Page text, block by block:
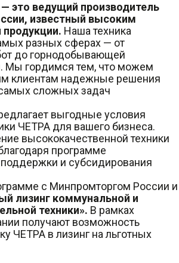
это ведущий производитель
известный высоким
Наша техника
разных сферах — от
до горнодобывающей
Мы гордимся тем, что можем
клиентам надежные решения
сложных задач
выгодные условия
ЧЕТРА для вашего бизнеса.
высококачественной техники
программе
и субсидирования
с Минпромторгом России и
лизинг коммунальной и
техники». В рамках
получают возможность
ЧЕТРА в лизинг на льготных